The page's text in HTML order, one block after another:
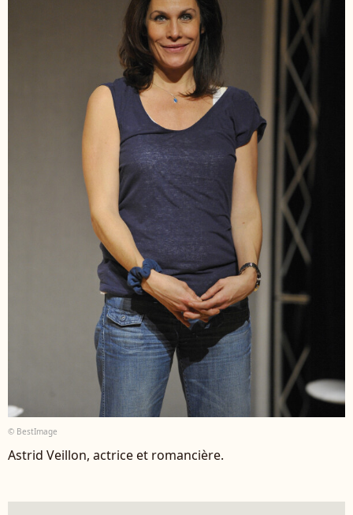
© BestImage
Astrid Veillon, actrice et romancière.